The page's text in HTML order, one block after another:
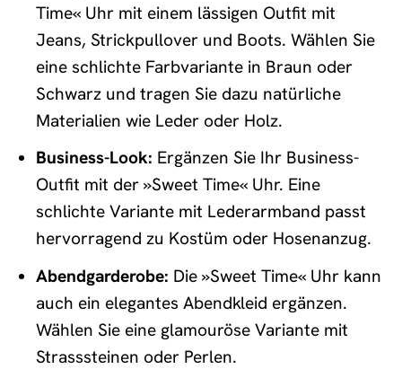
Time« Uhr mit einem lässigen Outfit mit
Jeans, Strickpullover und Boots. Wählen Sie
eine schlichte Farbvariante in Braun oder
Schwarz und tragen Sie dazu natürliche
Materialien wie Leder oder Holz.
Business-Look: Ergänzen Sie Ihr Business-
Outfit mit der »Sweet Time« Uhr. Eine
schlichte Variante mit Lederarmband passt
hervorragend zu Kostüm oder Hosenanzug.
Abendgarderobe: Die »Sweet Time« Uhr kann
auch ein elegantes Abendkleid ergänzen.
Wählen Sie eine glamouröse Variante mit
Strasssteinen oder Perlen.